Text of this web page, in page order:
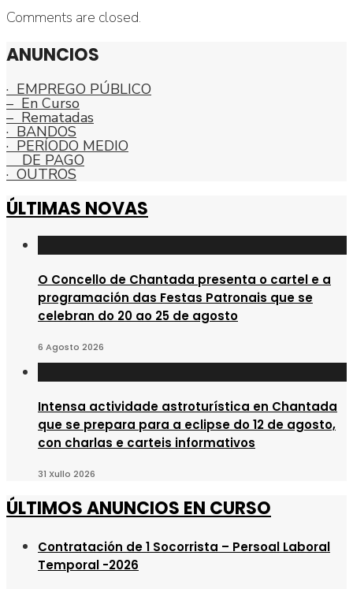
Comments are closed.
ANUNCIOS
· EMPREGO PÚBLICO
– En Curso
– Rematadas
· BANDOS
· PERÍODO MEDIO
DE PAGO
· OUTROS
ÚLTIMAS NOVAS
O Concello de Chantada presenta o cartel e a
programación das Festas Patronais que se
celebran do 20 ao 25 de agosto
6 Agosto 2026
Intensa actividade astroturística en Chantada
que se prepara para a eclipse do 12 de agosto,
con charlas e carteis informativos
31 Xullo 2026
ÚLTIMOS ANUNCIOS EN CURSO
Contratación de 1 Socorrista – Persoal Laboral
Temporal -2026